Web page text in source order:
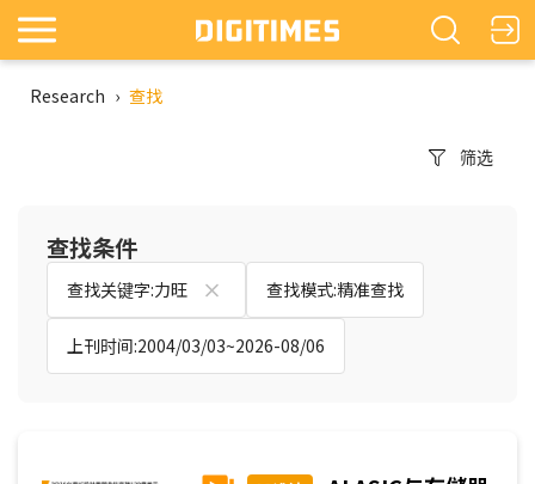
Research › 查找
筛选
查找条件
查找关键字:力旺 查找模式:精准查找
上刊时间:2004/03/03~2026-08/06